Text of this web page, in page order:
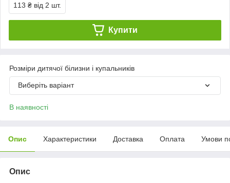
113 ₴ від 2 шт.
Купити
Розміри дитячої білизни і купальників
Виберіть варіант
В наявності
Опис Характеристики Доставка Оплата Умови
Опис